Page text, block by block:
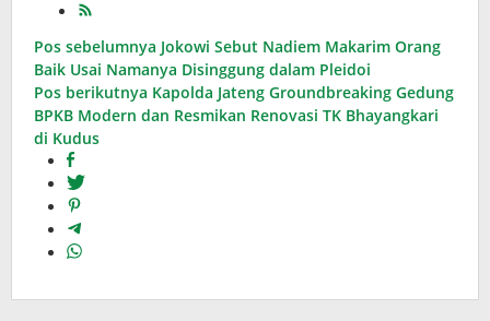
Navigasi
pos
Pos sebelumnya Jokowi Sebut Nadiem Makarim Orang
Baik Usai Namanya Disinggung dalam Pleidoi
Pos berikutnya Kapolda Jateng Groundbreaking Gedung
BPKB Modern dan Resmikan Renovasi TK Bhayangkari
di Kudus